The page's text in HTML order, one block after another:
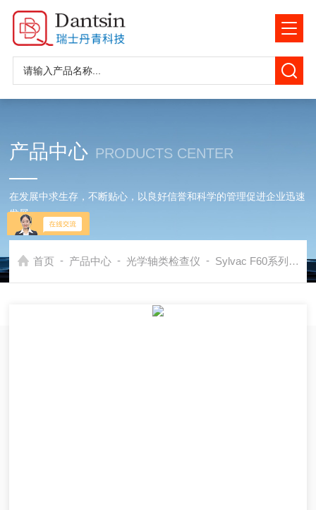
产品中心 PRODUCTS CENTER
在发展中求生存，不断贴心，以良好信誉和科学的管理促进企业迅速
发展
首页 - 产品中心 - 光学轴类检查仪 - Sylvac F60系列